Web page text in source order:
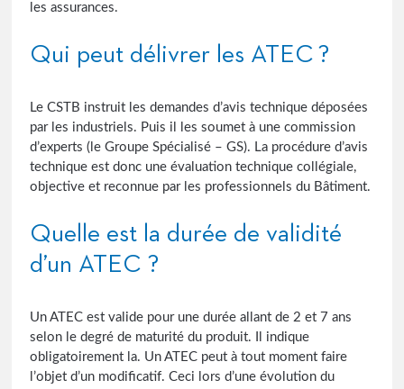
les assurances.
Qui peut délivrer les ATEC ?
Le CSTB instruit les demandes d’avis technique déposées
par les industriels. Puis il les soumet à une commission
d’experts (le Groupe Spécialisé – GS). La procédure d’avis
technique est donc une évaluation technique collégiale,
objective et reconnue par les professionnels du Bâtiment.
Quelle est la durée de validité
d’un ATEC ?
Un ATEC est valide pour une durée allant de 2 et 7 ans
selon le degré de maturité du produit. Il indique
obligatoirement la. Un ATEC peut à tout moment faire
l’objet d’un modificatif. Ceci lors d’une évolution du